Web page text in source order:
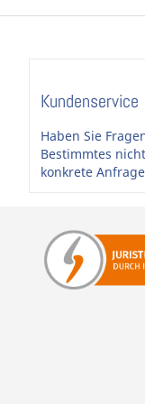
Kundenservice
Haben Sie
Bestimmtes
konkrete